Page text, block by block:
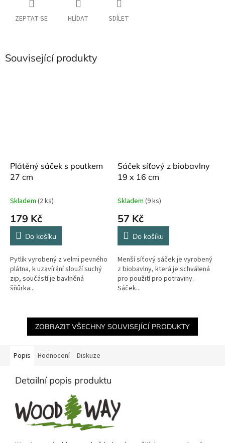
ZEPTAT SE HLÍDAT SDÍLET
Související produkty
Plátěný sáček s poutkem
27 cm
Skladem (2 ks)
179 Kč
Do košíku
Pytlík vyrobený z velmi pevného
plátna, k uzavírání slouží suchý
zip, součástí je bavlněná
šňůrka...
Sáček síťový z biobavlny
19 x 16 cm
Skladem (9 ks)
57 Kč
Do košíku
Menší síťový sáček je vyrobený
z biobavlny, která je schválená
pro použití pro potraviny.
Sáček...
ZOBRAZIT VŠECHNY SOUVISEJÍCÍ PRODUKTY
Popis Hodnocení Diskuze
Detailní popis produktu